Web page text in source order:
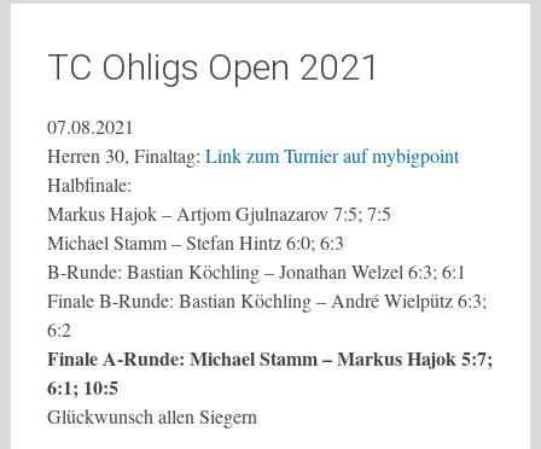
TC Ohligs Open 2021
07.08.2021
Herren 30, Finaltag: Link zum Turnier auf mybigpoint
Halbfinale:
Markus Hajok – Artjom Gjulnazarov 7:5; 7:5
Michael Stamm – Stefan Hintz 6:0; 6:3
B-Runde: Bastian Köchling – Jonathan Welzel 6:3; 6:1
Finale B-Runde: Bastian Köchling – André Wielpütz 6:3;
6:2
Finale A-Runde: Michael Stamm – Markus Hajok 5:7;
6:1; 10:5
Glückwunsch allen Siegern